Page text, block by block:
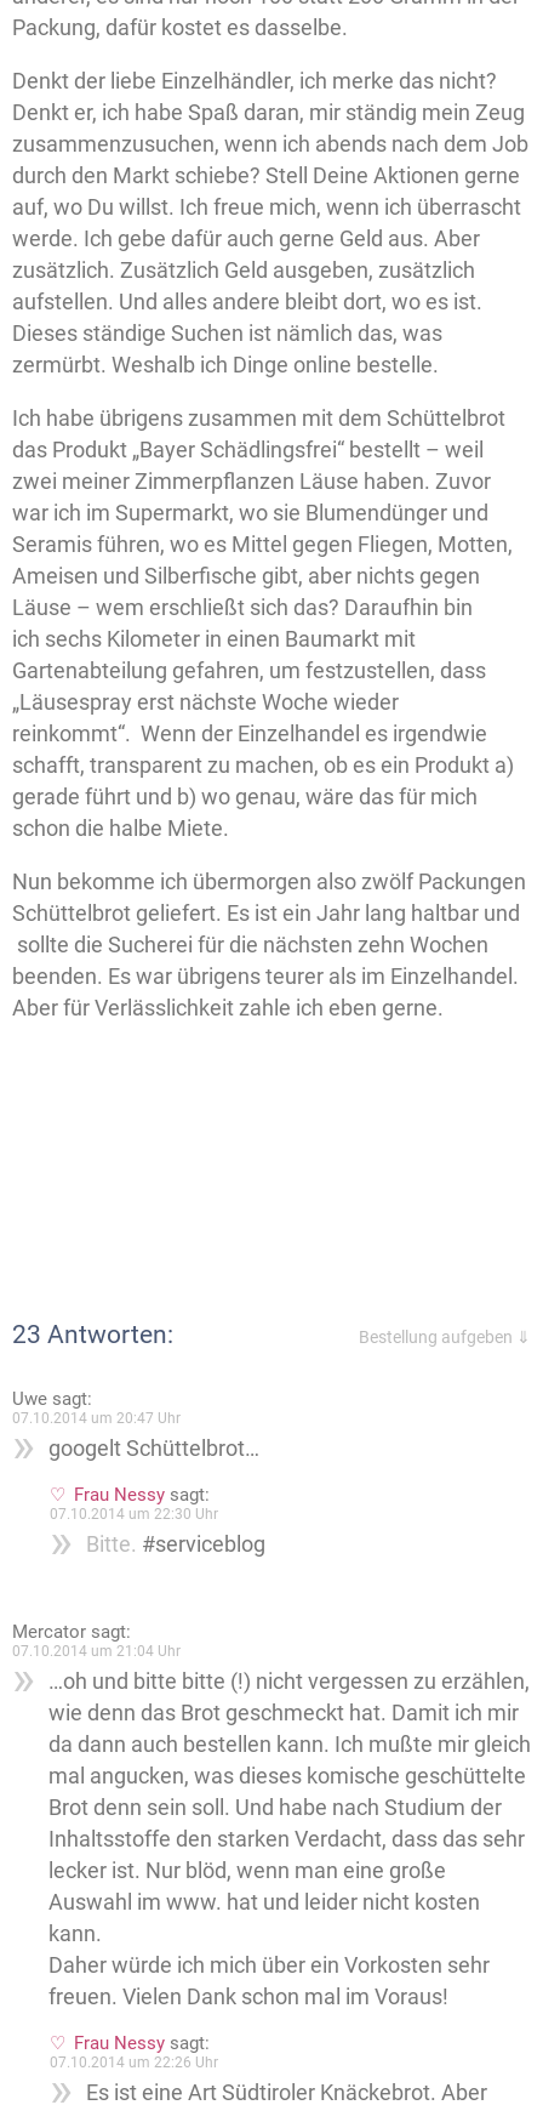
Packung, dafür kostet es dasselbe.
Denkt der liebe Einzelhändler, ich merke das nicht?
Denkt er, ich habe Spaß daran, mir ständig mein Zeug
zusammenzusuchen, wenn ich abends nach dem Job
durch den Markt schiebe? Stell Deine Aktionen gerne
auf, wo Du willst. Ich freue mich, wenn ich überrascht
werde. Ich gebe dafür auch gerne Geld aus. Aber
zusätzlich. Zusätzlich Geld ausgeben, zusätzlich
aufstellen. Und alles andere bleibt dort, wo es ist.
Dieses ständige Suchen ist nämlich das, was
zermürbt. Weshalb ich Dinge online bestelle.
Ich habe übrigens zusammen mit dem Schüttelbrot
das Produkt „Bayer Schädlingsfrei“ bestellt – weil
zwei meiner Zimmerpflanzen Läuse haben. Zuvor
war ich im Supermarkt, wo sie Blumendünger und
Seramis führen, wo es Mittel gegen Fliegen, Motten,
Ameisen und Silberfische gibt, aber nichts gegen
Läuse – wem erschließt sich das? Daraufhin bin
ich sechs Kilometer in einen Baumarkt mit
Gartenabteilung gefahren, um festzustellen, dass
„Läusespray erst nächste Woche wieder
reinkommt“. Wenn der Einzelhandel es irgendwie
schafft, transparent zu machen, ob es ein Produkt a)
gerade führt und b) wo genau, wäre das für mich
schon die halbe Miete.
Nun bekomme ich übermorgen also zwölf Packungen
Schüttelbrot geliefert. Es ist ein Jahr lang haltbar und
sollte die Sucherei für die nächsten zehn Wochen
beenden. Es war übrigens teurer als im Einzelhandel.
Aber für Verlässlichkeit zahle ich eben gerne.
23 Antworten: Bestellung aufgeben ⇓
Uwe sagt:
07.10.2014 um 20:47 Uhr
googelt Schüttelbrot…
Frau Nessy sagt:
07.10.2014 um 22:30 Uhr
Bitte. #serviceblog
Mercator sagt:
07.10.2014 um 21:04 Uhr
…oh und bitte bitte (!) nicht vergessen zu erzählen,
wie denn das Brot geschmeckt hat. Damit ich mir
da dann auch bestellen kann. Ich mußte mir gleich
mal angucken, was dieses komische geschüttelte
Brot denn sein soll. Und habe nach Studium der
Inhaltsstoffe den starken Verdacht, dass das sehr
lecker ist. Nur blöd, wenn man eine große
Auswahl im www. hat und leider nicht kosten
kann.
Daher würde ich mich über ein Vorkosten sehr
freuen. Vielen Dank schon mal im Voraus!
Frau Nessy sagt:
07.10.2014 um 22:26 Uhr
Es ist eine Art Südtiroler Knäckebrot. Aber